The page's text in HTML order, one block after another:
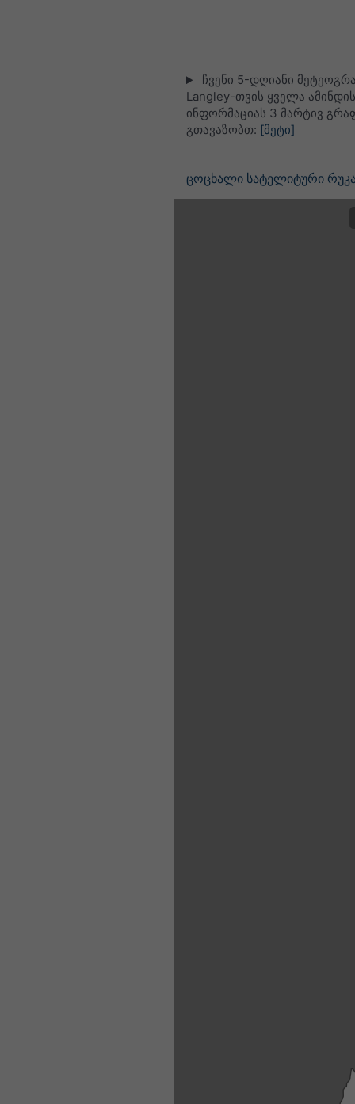
ჩვენი 5-დღიანი
Langley-თვის ყველა ამინდის
ინფორმაციას 3 მარტივ
გთავაზობთ: [მეტი]
ცოცხალი სატელიტური